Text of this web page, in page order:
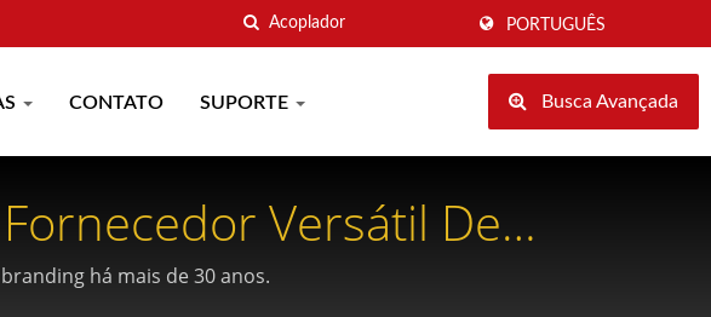
PORTUGUÊS
CONTATO SUPORTE Busca Avançada
Versátil De
-CRXCONEC
há mais de 30 anos.